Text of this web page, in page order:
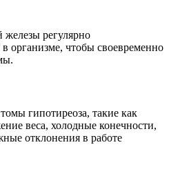
регулярно
организме, чтобы своевременно
гипотиреоза, такие как
веса, холодные конечности,
отклонения в работе